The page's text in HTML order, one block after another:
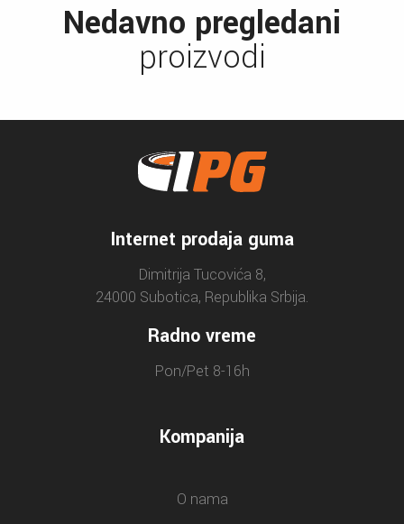
Nedavno pregledani
proizvodi
Internet prodaja guma
Dimitrija Tucovića 8,
24000 Subotica, Republika Srbija.
Radno vreme
Pon/Pet 8-16h
Kompanija
O nama